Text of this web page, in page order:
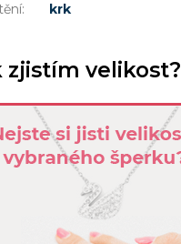
: krk
zjistím velikost?